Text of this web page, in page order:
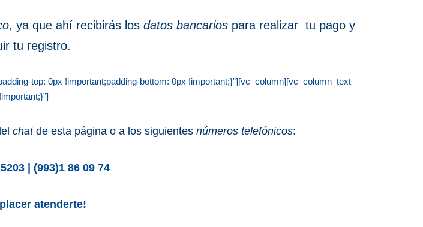
, ya que ahí recibirás losdatos bancariospara realizar tu pago y
tu registro.
top: 0px !important;padding-bottom: 0px !important;}”][vc_column][vc_column_text
chatde esta página o a los siguientes números telefónicos:
| (993)1 86 09 74
atenderte!